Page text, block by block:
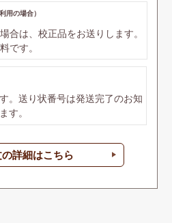
用の場合）
合は、校正品をお送りします。
です。
。送り状番号は発送完了のお知
す。
詳細はこちら